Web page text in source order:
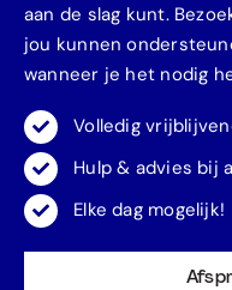
aan de slag kunt.
jou kunnen
wanneer je het nodig
Volledig
Hulp & advies bij
Elke dag mogelijk!